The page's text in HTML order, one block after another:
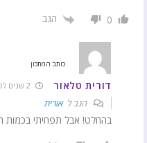
0 הגב
כותב המתכון
דורית טלאור
הגב לאורית
בהחלט! אבל תפחיתי בכמות